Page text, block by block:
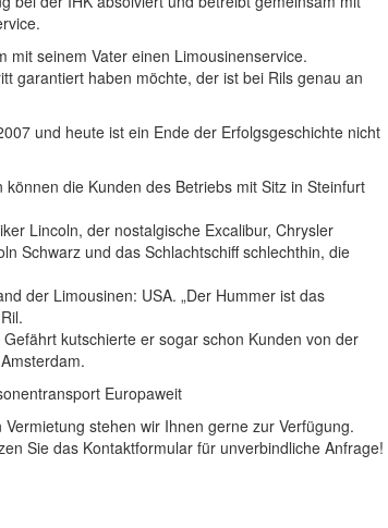
mit seinem Vater einen Limousinenservice.
garantiert haben möchte, der ist bei Rils genau an
und heute ist ein Ende der Erfolgsgeschichte nicht
die Kunden des Betriebs mit Sitz in Steinfurt
Lincoln, der nostalgische Excalibur, Chrysler
Schwarz und das Schlachtschiff schlechthin, die
der Limousinen: USA. „Der Hummer ist das
kutschierte er sogar schon Kunden von der
Europaweit
stehen wir Ihnen gerne zur Verfügung.
Sie das Kontaktformular für unverbindliche Anfrage!